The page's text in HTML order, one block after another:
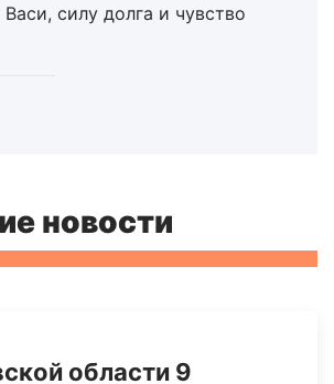
силу долга и чувство
новости
области 9